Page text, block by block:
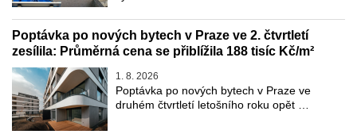
Poptávka po nových bytech v Praze ve 2. čtvrtletí
zesílila: Průměrná cena se přiblížila 188 tisíc Kč/m²
1. 8. 2026
Poptávka po nových bytech v Praze ve
druhém čtvrtletí letošního roku opět …